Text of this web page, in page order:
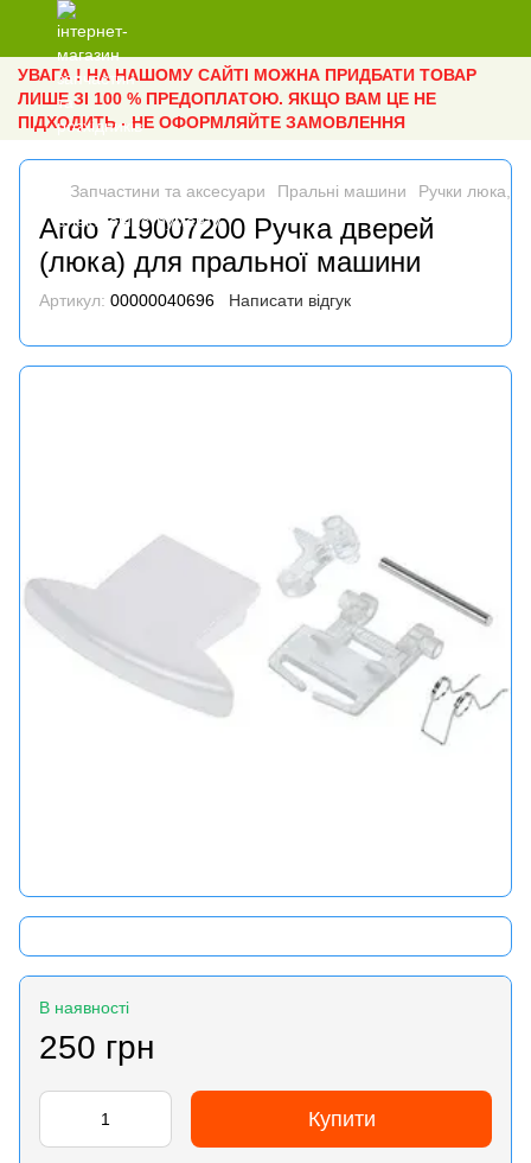
УВАГА ! НА НАШОМУ САЙТІ МОЖНА ПРИДБАТИ ТОВАР
ЛИШЕ ЗІ 100 % ПРЕДОПЛАТОЮ. ЯКЩО ВАМ ЦЕ НЕ
ПІДХОДИТЬ - НЕ ОФОРМЛЯЙТЕ ЗАМОВЛЕННЯ
Запчастини та аксесуари Пральні машини Ручки люка,
Ardo 719007200 Ручка дверей
(люка) для пральної машини
Артикул: 00000040696 Написати відгук
В наявності
250 грн
Купити